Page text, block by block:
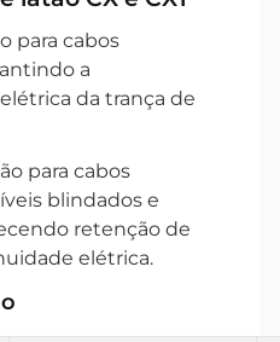
para cabos
a
da trança de
para cabos
blindados e
retenção de
elétrica.